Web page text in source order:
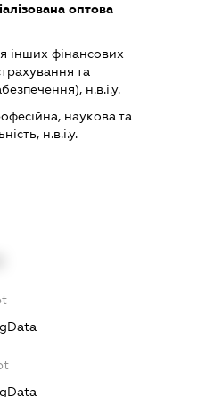
оптова
інших фінансових
та
н.в.і.у.
наукова та
н.в.і.у.